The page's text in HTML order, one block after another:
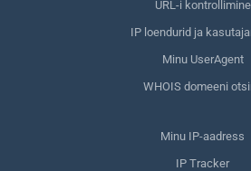
URL-i kontrollimine
IP loendurid ja
Minu UserAgent
WHOIS domeeni
Minu IP-aadress
IP Tracker